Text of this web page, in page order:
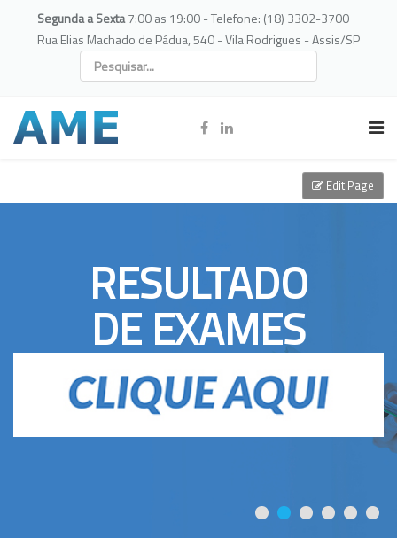
Segunda a Sexta7:00 as 19:00 - Telefone: (18) 3302-3700
Rua Elias Machado de Pádua, 540 - Vila Rodrigues - Assis/SP
RESULTADO
DE EXAMES
Edit Page